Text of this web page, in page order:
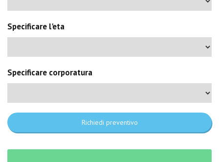
Specificare l'eta
Specificare corporatura
Richiedi preventivo